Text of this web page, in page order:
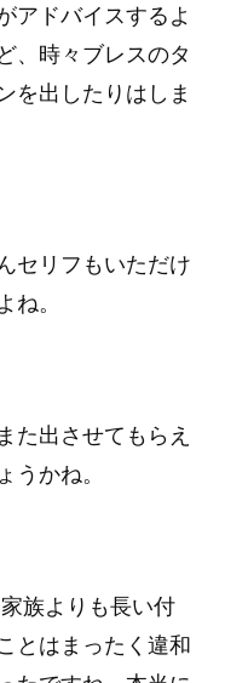
アドバイスするよ
、時々ブレスのタ
を出したりはしま
セリフもいただけ
ね。
た出させてもらえ
うかね。
族よりも長い付
とはまったく違和